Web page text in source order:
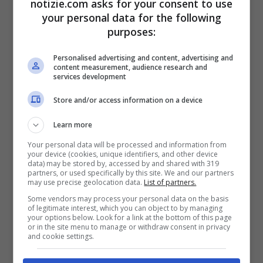
Oltre all’esibizione in sé per sé, porta dei punti anche
l’outifit degli artisti o i fuori programma (Ansa)
Il “fanta selezionatore” non ha a
disposizione i “fanta milioni”, ma un’altra
speciale valuta, i “baudi“. Con 100 di questi
va allestito il proprio team, composto da 5
artisti in gara al Festival di Sanremo
notizie.com asks for your consent to use
your personal data for the following
purposes:
Personalised advertising and content, advertising and
content measurement, audience research and
services development
Store and/or access information on a device
Learn more
Your personal data will be processed and information from
your device (cookies, unique identifiers, and other device
data) may be stored by, accessed by and shared with 319
partners, or used specifically by this site. We and our partners
may use precise geolocation data. List of partners.
Some vendors may process your personal data on the basis
of legitimate interest, which you can object to by managing
your options below. Look for a link at the bottom of this page
or in the site menu to manage or withdraw consent in privacy
and cookie settings.